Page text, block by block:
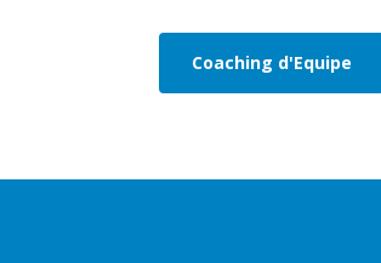
Coaching d'Equipe